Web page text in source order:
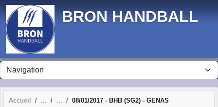
BRON HANDBALL
Accueil 08/01/2017 - BHB (SG2) - GENAS
Panneau de gestion des cookies